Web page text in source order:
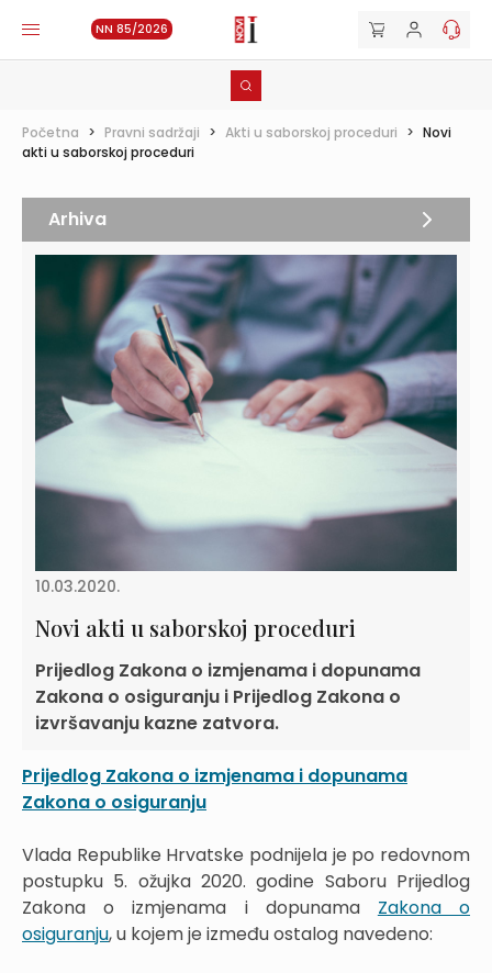
NN 85/2026
Početna > Pravni sadržaji > Akti u saborskoj proceduri > Novi
akti u saborskoj proceduri
10.03.2020.
Novi akti u saborskoj proceduri
Prijedlog Zakona o izmjenama i dopunama
Zakona o osiguranju i Prijedlog Zakona o
izvršavanju kazne zatvora.
Prijedlog Zakona o izmjenama i dopunama
Zakona o osiguranju
Vlada Republike Hrvatske podnijela je po redovnom
postupku 5. ožujka 2020. godine Saboru Prijedlog
Zakona o izmjenama i dopunama Zakona o
osiguranju, u kojem je između ostalog navedeno:
Arhiva